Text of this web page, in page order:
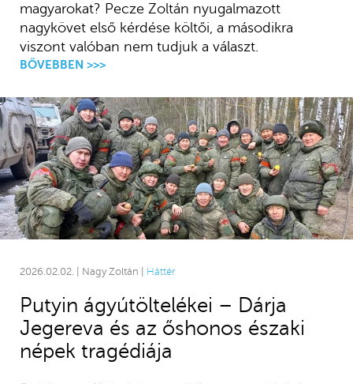
2026.02.02. | Nagy Zoltán | Háttér
Putyin ágyútöltelékei – Dárja
Jegereva és az őshonos északi
népek tragédiája
magyarokat? Pecze Zoltán nyugalmazott
nagykövet első kérdése költői, a másodikra
viszont valóban nem tudjuk a választ.
BŐVEBBEN >>>